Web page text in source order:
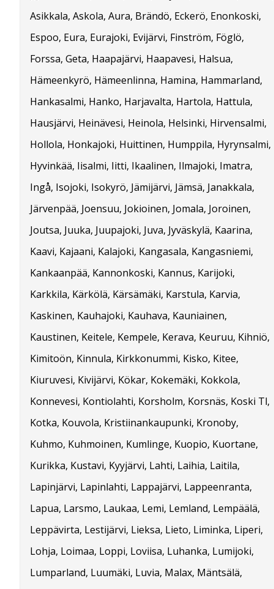
Asikkala, Askola, Aura, Brändö, Eckerö, Enonkoski,
Espoo, Eura, Eurajoki, Evijärvi, Finström, Föglö,
Forssa, Geta, Haapajärvi, Haapavesi, Halsua,
Hämeenkyrö, Hämeenlinna, Hamina, Hammarland,
Hankasalmi, Hanko, Harjavalta, Hartola, Hattula,
Hausjärvi, Heinävesi, Heinola, Helsinki, Hirvensalmi,
Hollola, Honkajoki, Huittinen, Humppila, Hyrynsalmi,
Hyvinkää, Iisalmi, Iitti, Ikaalinen, Ilmajoki, Imatra,
Ingå, Isojoki, Isokyrö, Jämijärvi, Jämsä, Janakkala,
Järvenpää, Joensuu, Jokioinen, Jomala, Joroinen,
Joutsa, Juuka, Juupajoki, Juva, Jyväskylä, Kaarina,
Kaavi, Kajaani, Kalajoki, Kangasala, Kangasniemi,
Kankaanpää, Kannonkoski, Kannus, Karijoki,
Karkkila, Kärkölä, Kärsämäki, Karstula, Karvia,
Kaskinen, Kauhajoki, Kauhava, Kauniainen,
Kaustinen, Keitele, Kempele, Kerava, Keuruu, Kihniö,
Kimitoön, Kinnula, Kirkkonummi, Kisko, Kitee,
Kiuruvesi, Kivijärvi, Kökar, Kokemäki, Kokkola,
Konnevesi, Kontiolahti, Korsholm, Korsnäs, Koski Tl,
Kotka, Kouvola, Kristiinankaupunki, Kronoby,
Kuhmo, Kuhmoinen, Kumlinge, Kuopio, Kuortane,
Kurikka, Kustavi, Kyyjärvi, Lahti, Laihia, Laitila,
Lapinjärvi, Lapinlahti, Lappajärvi, Lappeenranta,
Lapua, Larsmo, Laukaa, Lemi, Lemland, Lempäälä,
Leppävirta, Lestijärvi, Lieksa, Lieto, Liminka, Liperi,
Lohja, Loimaa, Loppi, Loviisa, Luhanka, Lumijoki,
Lumparland, Luumäki, Luvia, Malax, Mäntsälä,